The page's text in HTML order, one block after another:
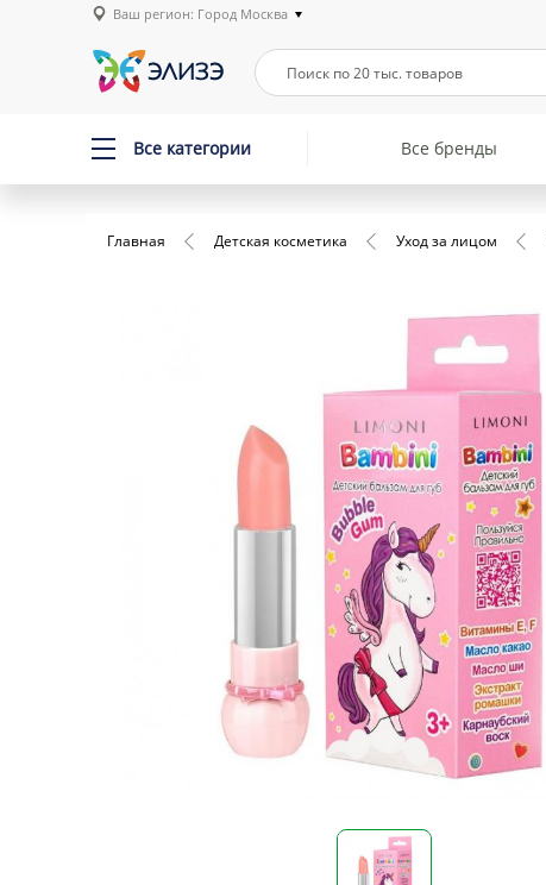
Ваш регион: Город Москва
Все категории Все бренды
Главная Детская косметика Уход за лицом